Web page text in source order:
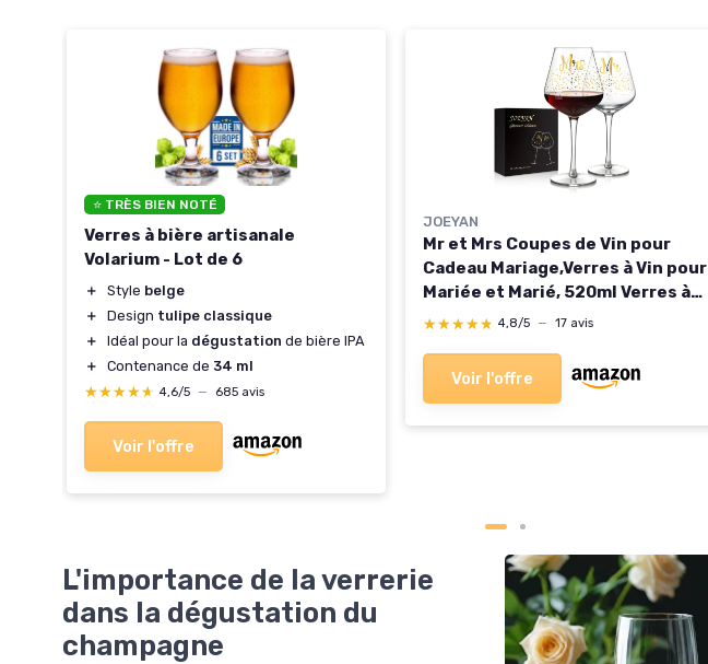
⭐ TRÈS BIEN NOTÉ
Verres à bière artisanale
Volarium - Lot de 6
＋ Style belge
＋
Design tulipe classique
＋
Idéal pour la dégustation de bière IPA
＋
Contenance de 34 ml
★★★★★
★★★★★ 4,6/5 — 685 avis
Voir l'offre
JOEYAN
Mr et Mrs Coupes de Vin pour
Cadeau Mariage,Verres à Vin pour
Mariée et Marié, 520ml Verres à
vin artisanaux
★★★★★
★★★★★ 4,8/5 — 17 avis
Voir l'offre
L'importance de la verrerie
dans la dégustation du
champagne